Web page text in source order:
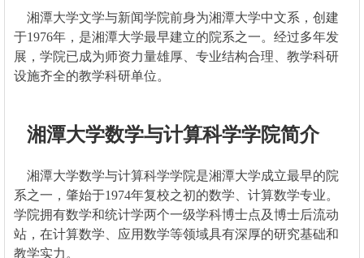
湘潭大学文学与新闻学院前身为湘潭大学中文系，创建
于1976年，是湘潭大学最早建立的院系之一。经过多年发
展，学院已成为师资力量雄厚、专业结构合理、教学科研
设施齐全的教学科研单位。
湘潭大学数学与计算科学学院简介
湘潭大学数学与计算科学学院是湘潭大学成立最早的院
系之一，肇始于1974年复校之初的数学、计算数学专业。
学院拥有数学和统计学两个一级学科博士点及博士后流动
站，在计算数学、应用数学等领域具有深厚的研究基础和
教学实力。